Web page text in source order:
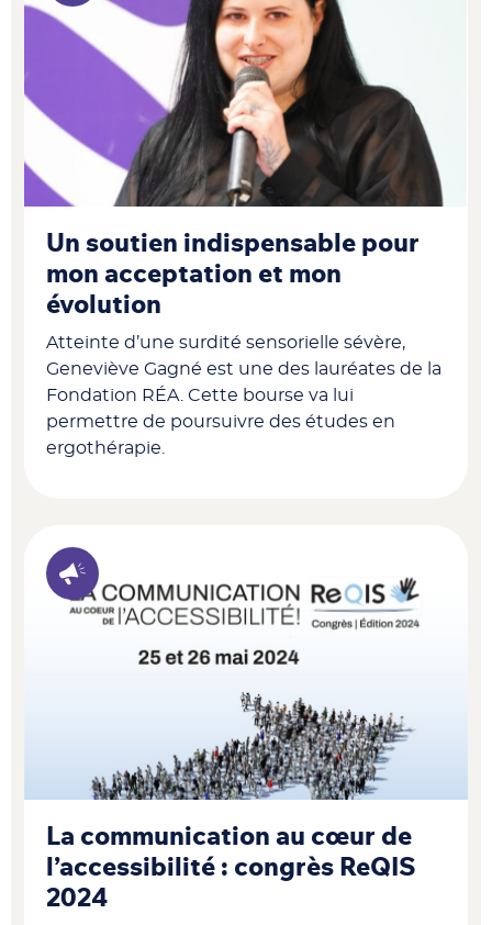
Un soutien indispensable pour
mon acceptation et mon
évolution
Atteinte d’une surdité sensorielle sévère,
Geneviève Gagné est une des lauréates de la
Fondation RÉA. Cette bourse va lui
permettre de poursuivre des études en
ergothérapie.
La communication au cœur de
l’accessibilité : congrès ReQIS
2024